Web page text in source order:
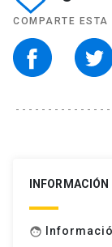
COMPARTE ESTA
INFORMACIÓN
face